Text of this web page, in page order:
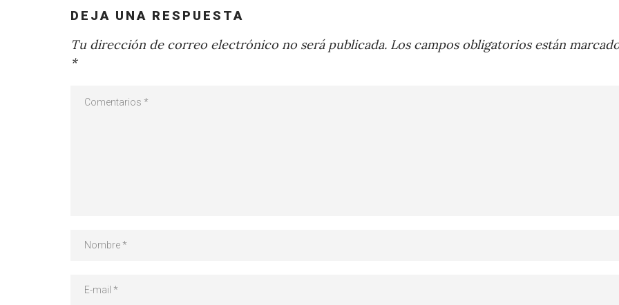
DEJA UNA RESPUESTA
Tu dirección de correo electrónico no será publicada. Los campos obligatorios están
*